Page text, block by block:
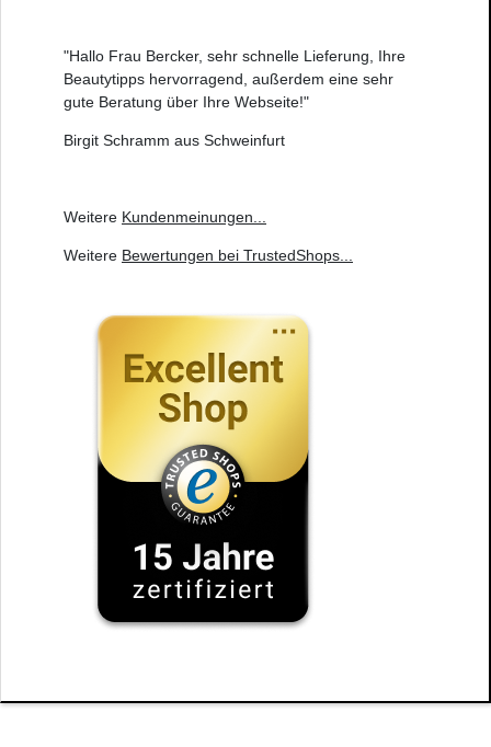
"Hallo Frau Bercker, sehr schnelle Lieferung, Ihre
Beautytipps hervorragend, außerdem eine sehr
gute Beratung über Ihre Webseite!"
Birgit Schramm aus Schweinfurt
Weitere Kundenmeinungen
Weitere Bewertungen bei TrustedShops